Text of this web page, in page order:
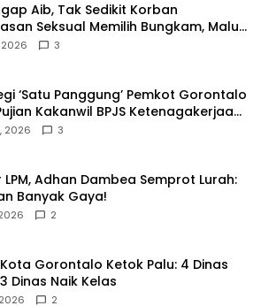
Aib, Tak Sedikit Korban
Seksual Memilih Bungkam, Malu
2026 3
‘Satu Panggung’ Pemkot Gorontalo
Kakanwil BPJS Ketenagakerjaan
2026 3
LPM, Adhan Dambea Semprot Lurah:
Banyak Gaya!‎
2
Kota Gorontalo Ketok Palu: 4 Dinas
Dinas Naik Kelas
2